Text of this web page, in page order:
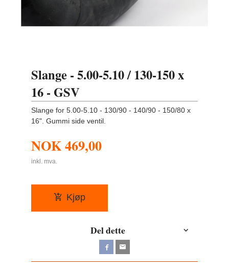
Slange - 5.00-5.10 / 130-150 x
16 - GSV
Slange for 5.00-5.10 - 130/90 - 140/90 - 150/80 x
16". Gummi side ventil.
NOK469,00
inkl. mva.
Kjøp
Del dette